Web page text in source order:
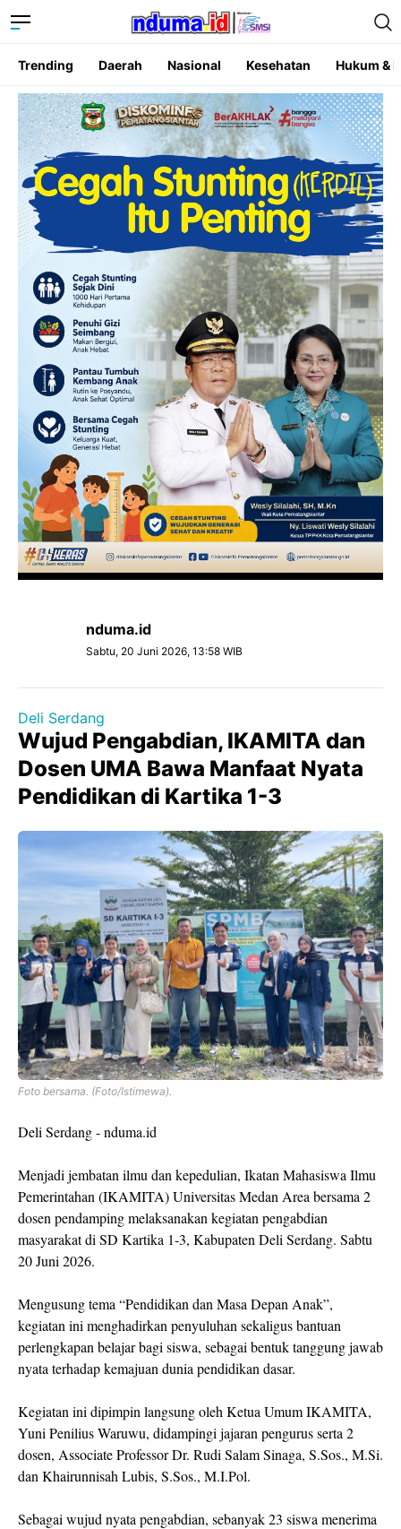
Trending Daerah Nasional Kesehatan Hukum &
nduma.id
Sabtu, 20 Juni 2026, 13:58 WIB
Deli Serdang
Wujud Pengabdian, IKAMITA dan
Dosen UMA Bawa Manfaat Nyata
Pendidikan di Kartika 1-3
Foto bersama. (Foto/Istimewa).
Deli Serdang - nduma.id
Menjadi jembatan ilmu dan kepedulian, Ikatan Mahasiswa Ilmu
Pemerintahan (IKAMITA) Universitas Medan Area bersama 2
dosen pendamping melaksanakan kegiatan pengabdian
masyarakat di SD Kartika 1-3, Kabupaten Deli Serdang. Sabtu
20 Juni 2026.
Mengusung tema “Pendidikan dan Masa Depan Anak”,
kegiatan ini menghadirkan penyuluhan sekaligus bantuan
perlengkapan belajar bagi siswa, sebagai bentuk tanggung jawab
nyata terhadap kemajuan dunia pendidikan dasar.
Kegiatan ini dipimpin langsung oleh Ketua Umum IKAMITA,
Yuni Penilius Waruwu, didampingi jajaran pengurus serta 2
dosen, Associate Professor Dr. Rudi Salam Sinaga, S.Sos., M.Si.
dan Khairunnisah Lubis, S.Sos., M.I.Pol.
Sebagai wujud nyata pengabdian, sebanyak 23 siswa menerima